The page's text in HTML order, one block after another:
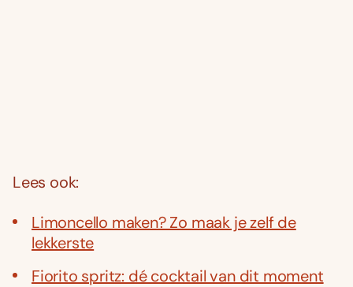
Lees ook:
Limoncello maken? Zo maak je zelf de
lekkerste
Fiorito spritz: dé cocktail van dit moment